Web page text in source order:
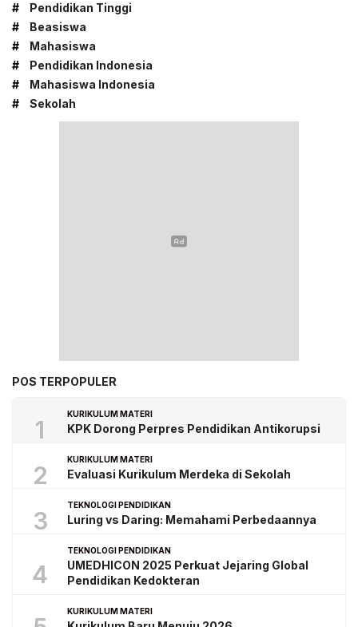
#
Pendidikan Tinggi
#
Beasiswa
#
Mahasiswa
#
Pendidikan Indonesia
#
Mahasiswa Indonesia
#
Sekolah
POS TERPOPULER
1
KURIKULUM MATERI
KPK Dorong Perpres Pendidikan Antikorupsi
2
KURIKULUM MATERI
Evaluasi Kurikulum Merdeka di Sekolah
3
TEKNOLOGI PENDIDIKAN
Luring vs Daring: Memahami Perbedaannya
4
TEKNOLOGI PENDIDIKAN
UMEDHICON 2025 Perkuat Jejaring Global
Pendidikan Kedokteran
KURIKULUM MATERI